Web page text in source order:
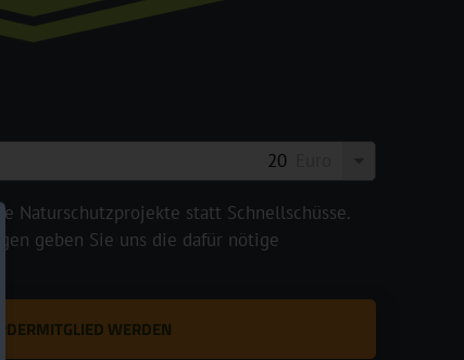
Naturschutzprojekte statt Schnellschüsse.
geben Sie uns die dafür nötige
WERDEN